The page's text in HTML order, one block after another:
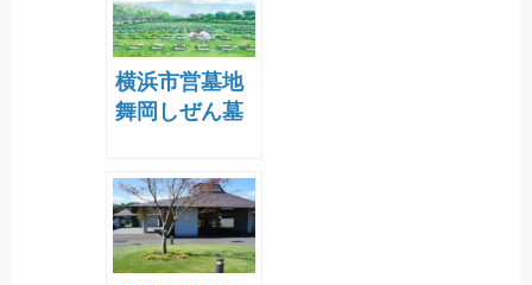
横浜市営墓地
舞岡しぜん墓